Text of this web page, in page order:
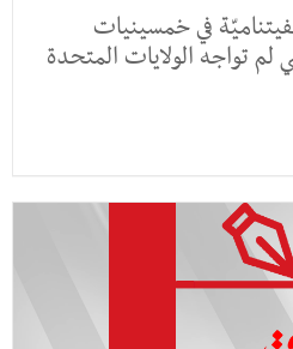
في خمسينيات
تواجه الولايات المتحدة